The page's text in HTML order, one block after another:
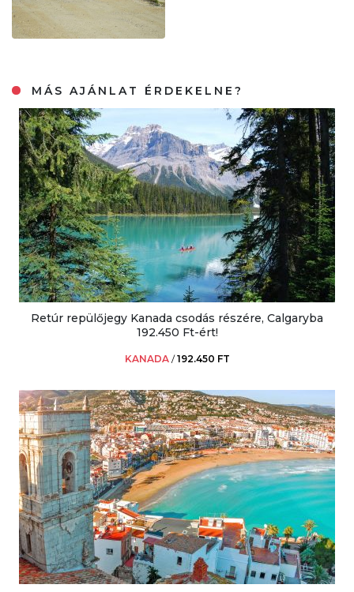
MÁS AJÁNLAT ÉRDEKELNE?
Retúr repülőjegy Kanada csodás részére, Calgaryba
192.450 Ft-ért!
KANADA /192.450 FT